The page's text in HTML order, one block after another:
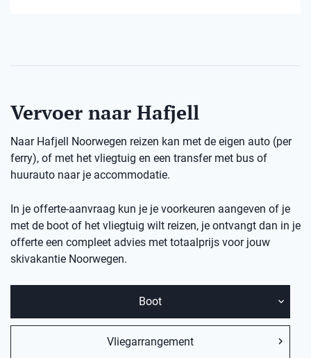
Vervoer naar Hafjell
Naar Hafjell Noorwegen reizen kan met de eigen auto (per
ferry), of met het vliegtuig en een transfer met bus of
huurauto naar je accommodatie.
In je offerte-aanvraag kun je je voorkeuren aangeven of je
met de boot of het vliegtuig wilt reizen, je ontvangt dan in je
offerte een compleet advies met totaalprijs voor jouw
skivakantie Noorwegen.
Boot
Vliegarrangement